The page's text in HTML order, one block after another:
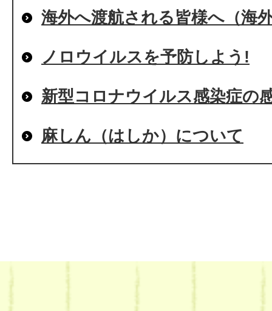
海外へ渡航される皆様へ（海
ノロウイルスを予防しよう!
新型コロナウイルス感染症の
麻しん（はしか）について